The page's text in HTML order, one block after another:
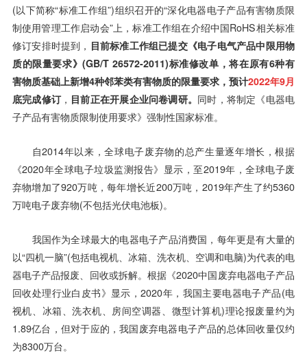
(以下简称“标准工作组”)组织召开的“深化电器电子产品有害物质限
制使用管理工作启动会”上，标准工作组在介绍中国RoHS相关标准
修订安排时提到， 目前标准工作组已提交《电子电气产品中限用物
质的限量要求》(GB/T 26572-2011)标准修改单，将在原有6种有
害物质基础上新增4种邻苯类有害物质的限量要求，预计2022年9月
底完成修订， 目前正在开展企业问卷调研。 同时，将制定《电器电
子产品有害物质限制使用要求》强制性国家标准。
自2014年以来，全球电子废弃物的总产生量逐年增长，根据
《2020年全球电子垃圾监测报告》显示，至2019年，全球电子废
弃物增加了920万吨，每年增长近200万吨，2019年产生了约5360
万吨电子废弃物(不包括光伏电池板)。
我国作为全球最大的电器电子产品消费国，每年更是有大量的
以“四机一脑”(包括电视机、冰箱、洗衣机、空调和电脑)为代表的电
器电子产品报废、回收或拆解。根据《2020中国废弃电器电子产品
回收处理行业白皮书》显示，2020年，我国主要电器电子产品(电
视机、冰箱、洗衣机、房间空调器、微型计算机)理论报废量约为
1.89亿台，但对于应的，我国废弃电器电子产品的总体回收量仅约
为8300万台。